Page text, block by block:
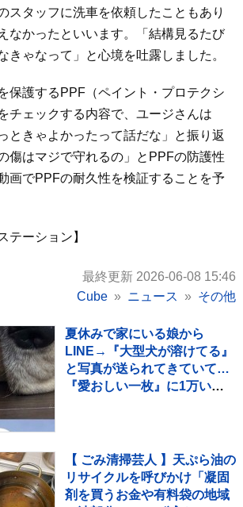
スタッフに洗車を依頼したこともあり
なかったといいます。「結構見るたび
きゃなって」と心境を吐露しました。
保護するPPF（ペイント・プロテクシ
チェックする内容で、ユージさんは
ときゃよかったって話だな」と振り返
傷はマジで守れるの」とPPFの防護性
画でPPFの耐久性を検証することを予
テーション】
最終更新 2026-06-08 15:46
Cube
ニュース その他
夏休みで家にいる娘から
LINE→『大型犬が溶けてる』
と写真が送られてきていて…
『愛おしい一枚』に1万いい
【 ごみ清掃芸人 】天ぷら油の
リサイクルを呼びかけ「凝固
剤を買うお金や有料袋の地域